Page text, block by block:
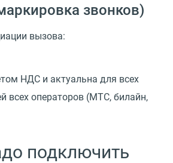
звонков)
вызова:
НДС и актуальна для всех
всех операторов (МТС, билайн,
подключить